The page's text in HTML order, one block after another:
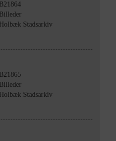
B21864
Billeder
Holbæk Stadsarkiv
B21865
Billeder
Holbæk Stadsarkiv